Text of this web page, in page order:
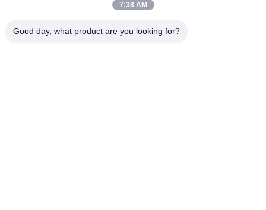
رويان ، تشجيانغ ، الصين
7:38 AM
Good day, what product are you looking for?